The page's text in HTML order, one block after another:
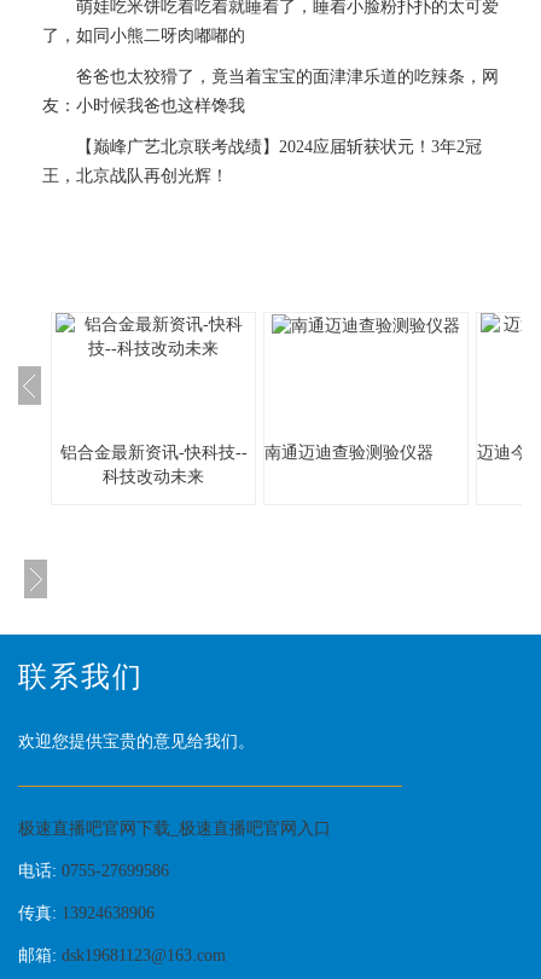
萌娃吃米饼吃着吃着就睡着了，睡着小脸粉扑扑的太可爱
了，如同小熊二呀肉嘟嘟的
爸爸也太狡猾了，竟当着宝宝的面津津乐道的吃辣条，网
友：小时候我爸也这样馋我
【巅峰广艺北京联考战绩】2024应届斩获状元！3年2冠
王，北京战队再创光辉！
铝合金最新资讯-快科技--
科技改动未来
南通迈迪查验测验仪器 迈迪今
联系我们
欢迎您提供宝贵的意见给我们。
极速直播吧官网下载_极速直播吧官网入口
电话: 0755-27699586
传真: 13924638906
邮箱: dsk19681123@163.com